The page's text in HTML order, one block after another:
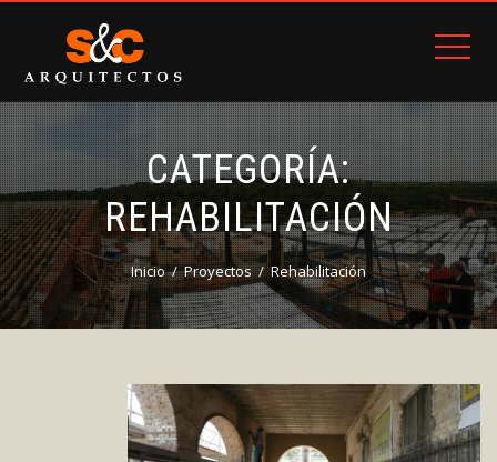
CATEGORÍA:
REHABILITACIÓN
Inicio Proyectos Rehabilitación